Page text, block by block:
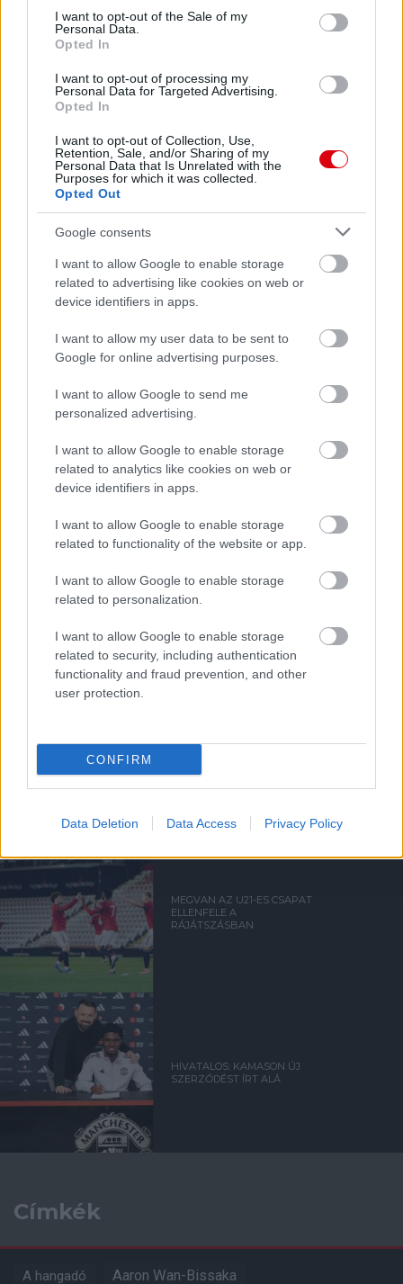
consent section.
I want to opt-out of the Sale of my
Personal Data.
Opted In
I want to opt-out of processing my
Personal Data for Targeted Advertising.
Opted In
I want to opt-out of Collection, Use,
Retention, Sale, and/or Sharing of my
Personal Data that Is Unrelated with the
Purposes for which it was collected.
Opted Out
Google consents
I want to allow Google to enable storage
related to advertising like cookies on web or
device identifiers in apps.
I want to allow my user data to be sent to
Google for online advertising purposes.
I want to allow Google to send me
personalized advertising.
I want to allow Google to enable storage
related to analytics like cookies on web or
device identifiers in apps.
I want to allow Google to enable storage
related to functionality of the website or app.
I want to allow Google to enable storage
related to personalization.
I want to allow Google to enable storage
related to security, including authentication
functionality and fraud prevention, and other
user protection.
CONFIRM
Data Deletion Data Access Privacy Policy
1 nap 15 óra 14 perc 30 másodperc
Leeds Unitedvs Manchester United2026-08-12 20:30
AC MilanvsManchester United
ELŐZŐ MÉRKŐZÉSEK
Támogatás
Támogasd adományoddal
a ManUtdFanatics.hu működését!
TARTALÉK CSAPAT
HIVATALOS: THOMPSON A
UNITEDHEZ IGAZOLT
FLETCHER: EZ EGY ŐRÜLT
MEGVAN AZ U21-ES CSAPAT
ELLENFELE A
RÁJÁTSZÁSBAN
HIVATALOS: KAMASON ÚJ
SZERZŐDÉST ÍRT ALÁ
Címkék
A hangadó Aaron Wan-Bissaka